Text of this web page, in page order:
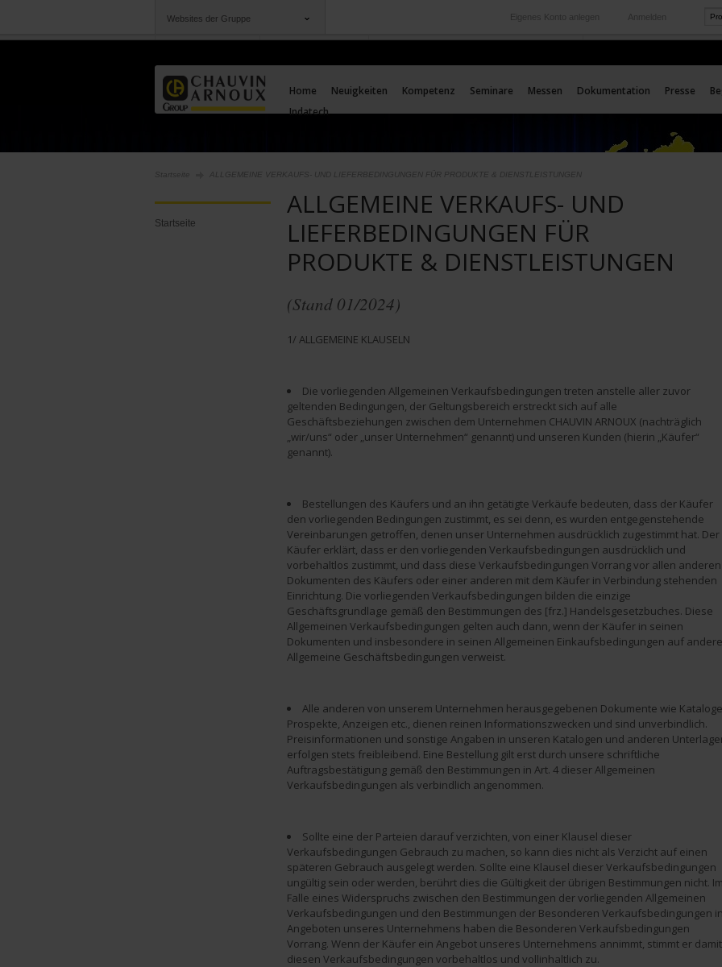
Websites der Gruppe Anmelden
Eigenes Konto anlegen
Chauvin Arnoux
Angebote für Sie
Unsere Auslands-Tochtergesellschaften
Home
Neuigkeiten Kompetenz Seminare Messen Dokumentation Presse
Indatech
Startseite ALLGEMEINE VERKAUFS- UND LIEFERBEDINGUNGEN FÜR PRODUKTE & DIENSTLEISTUNGEN
Startseite
ALLGEMEINE VERKAUFS- UND
LIEFERBEDINGUNGEN FÜR
PRODUKTE & DIENSTLEISTUNGEN
(Stand 01/2024)
1/ ALLGEMEINE KLAUSELN
Die vorliegenden Allgemeinen Verkaufsbedingungen treten anstelle aller zuvor
geltenden Bedingungen, der Geltungsbereich erstreckt sich auf alle
Geschäftsbeziehungen zwischen dem Unternehmen CHAUVIN ARNOUX (nachträglich
„wir/uns“ oder „unser Unternehmen“ genannt) und unseren Kunden (hierin „Käufer“
genannt).
Bestellungen des Käufers und an ihn getätigte Verkäufe bedeuten, dass der Käufer
den vorliegenden Bedingungen zustimmt, es sei denn, es wurden entgegenstehende
Vereinbarungen getroffen, denen unser Unternehmen ausdrücklich zugestimmt hat. Der
Käufer erklärt, dass er den vorliegenden Verkaufsbedingungen ausdrücklich und
vorbehaltlos zustimmt, und dass diese Verkaufsbedingungen Vorrang vor allen anderen
Dokumenten des Käufers oder einer anderen mit dem Käufer in Verbindung stehenden
Einrichtung. Die vorliegenden Verkaufsbedingungen bilden die einzige
Geschäftsgrundlage gemäß den Bestimmungen des [frz.] Handelsgesetzbuches. Diese
Allgemeinen Verkaufsbedingungen gelten auch dann, wenn der Käufer in seinen
Dokumenten und insbesondere in seinen Allgemeinen Einkaufsbedingungen auf andere
Allgemeine Geschäftsbedingungen verweist.
Alle anderen von unserem Unternehmen herausgegebenen Dokumente wie
Prospekte, Anzeigen etc., dienen reinen Informationszwecken und sind unverbindlich.
Preisinformationen und sonstige Angaben in unseren Katalogen und anderen
erfolgen stets freibleibend. Eine Bestellung gilt erst durch unsere schriftliche
Auftragsbestätigung gemäß den Bestimmungen in Art. 4 dieser Allgemeinen
Verkaufsbedingungen als verbindlich angenommen.
Sollte eine der Parteien darauf verzichten, von einer Klausel dieser
Verkaufsbedingungen Gebrauch zu machen, so kann dies nicht als Verzicht auf einen
späteren Gebrauch ausgelegt werden. Sollte eine Klausel dieser Verkaufsbedingungen
ungültig sein oder werden, berührt dies die Gültigkeit der übrigen Bestimmungen nicht.
Falle eines Widerspruchs zwischen den Bestimmungen der vorliegenden Allgemeinen
Verkaufsbedingungen und den Bestimmungen der Besonderen Verkaufsbedingungen
Angeboten unseres Unternehmens haben die Besonderen Verkaufsbedingungen
Vorrang. Wenn der Käufer ein Angebot unseres Unternehmens annimmt, stimmt er damit
diesen Verkaufsbedingungen vorbehaltlos und vollinhaltlich zu.